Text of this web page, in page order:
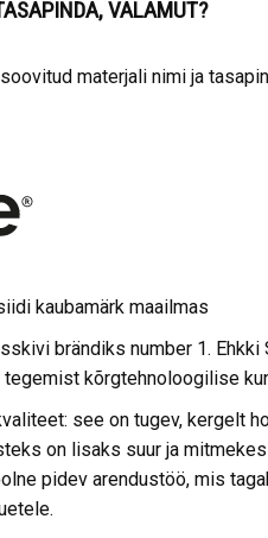
VALAMUT?
materjali nimi ja
kaubamärk maailmas
brändiks number 1. Ehkki
kõrgtehnoloogilise
see on tugev, kergelt
on lisaks suur ja
pidev arendustöö, mis